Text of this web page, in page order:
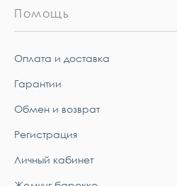
Помощь
Оплата и доставка
Гарантии
Обмен и возврат
Регистрация
Личный кабинет